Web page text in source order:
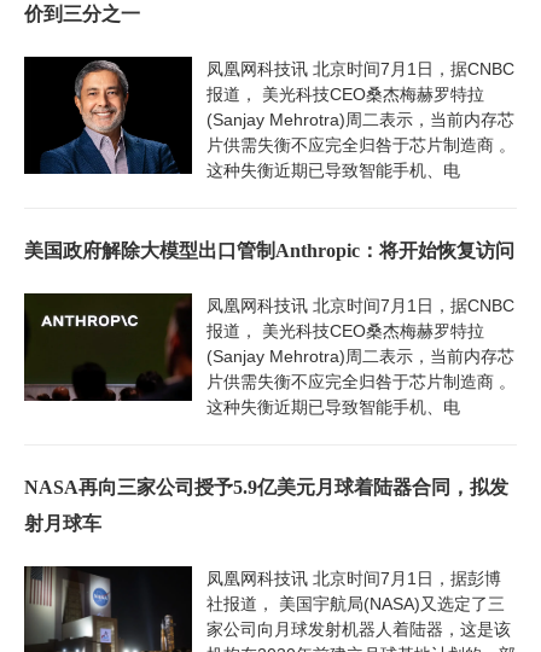
价到三分之一
凤凰网科技讯 北京时间7月1日，据CNBC
报道， 美光科技CEO桑杰梅赫罗特拉
(Sanjay Mehrotra)周二表示，当前内存芯
片供需失衡不应完全归咎于芯片制造商 。
这种失衡近期已导致智能手机、电
美国政府解除大模型出口管制Anthropic：将开始恢复访问
凤凰网科技讯 北京时间7月1日，据CNBC
报道， 美光科技CEO桑杰梅赫罗特拉
(Sanjay Mehrotra)周二表示，当前内存芯
片供需失衡不应完全归咎于芯片制造商 。
这种失衡近期已导致智能手机、电
NASA再向三家公司授予5.9亿美元月球着陆器合同，拟发
射月球车
凤凰网科技讯 北京时间7月1日，据彭博
社报道， 美国宇航局(NASA)又选定了三
家公司向月球发射机器人着陆器，这是该